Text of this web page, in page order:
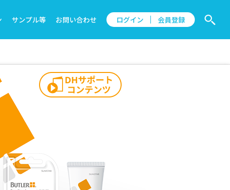
サンプル等 お問い合わせ ログイン 会員登録